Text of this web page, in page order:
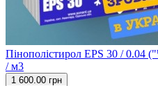
Пінополістирол EPS 30 / 0.04
/ м3
1 600.00 грн